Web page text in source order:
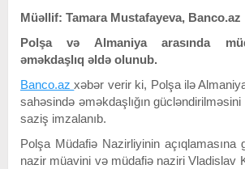
Müəllif: Tamara Mustafayeva, Banco.az
Polşa və Almaniya arasında
əməkdaşlıq əldə olunub.
Banco.az xəbər verir ki, Polşa ilə
sahəsində əməkdaşlığın
saziş imzalanıb.
Polşa Müdafiə Nazirliyinin açıqlamasına
nazir müavini və müdafiə naziri Vladislav